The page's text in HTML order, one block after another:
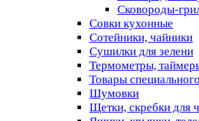
Сковороды-
Совки кухонные
Сотейники, чайники
Сушилки для зелени
Термометры,
Товары
Шумовки
Щетки, скребки для